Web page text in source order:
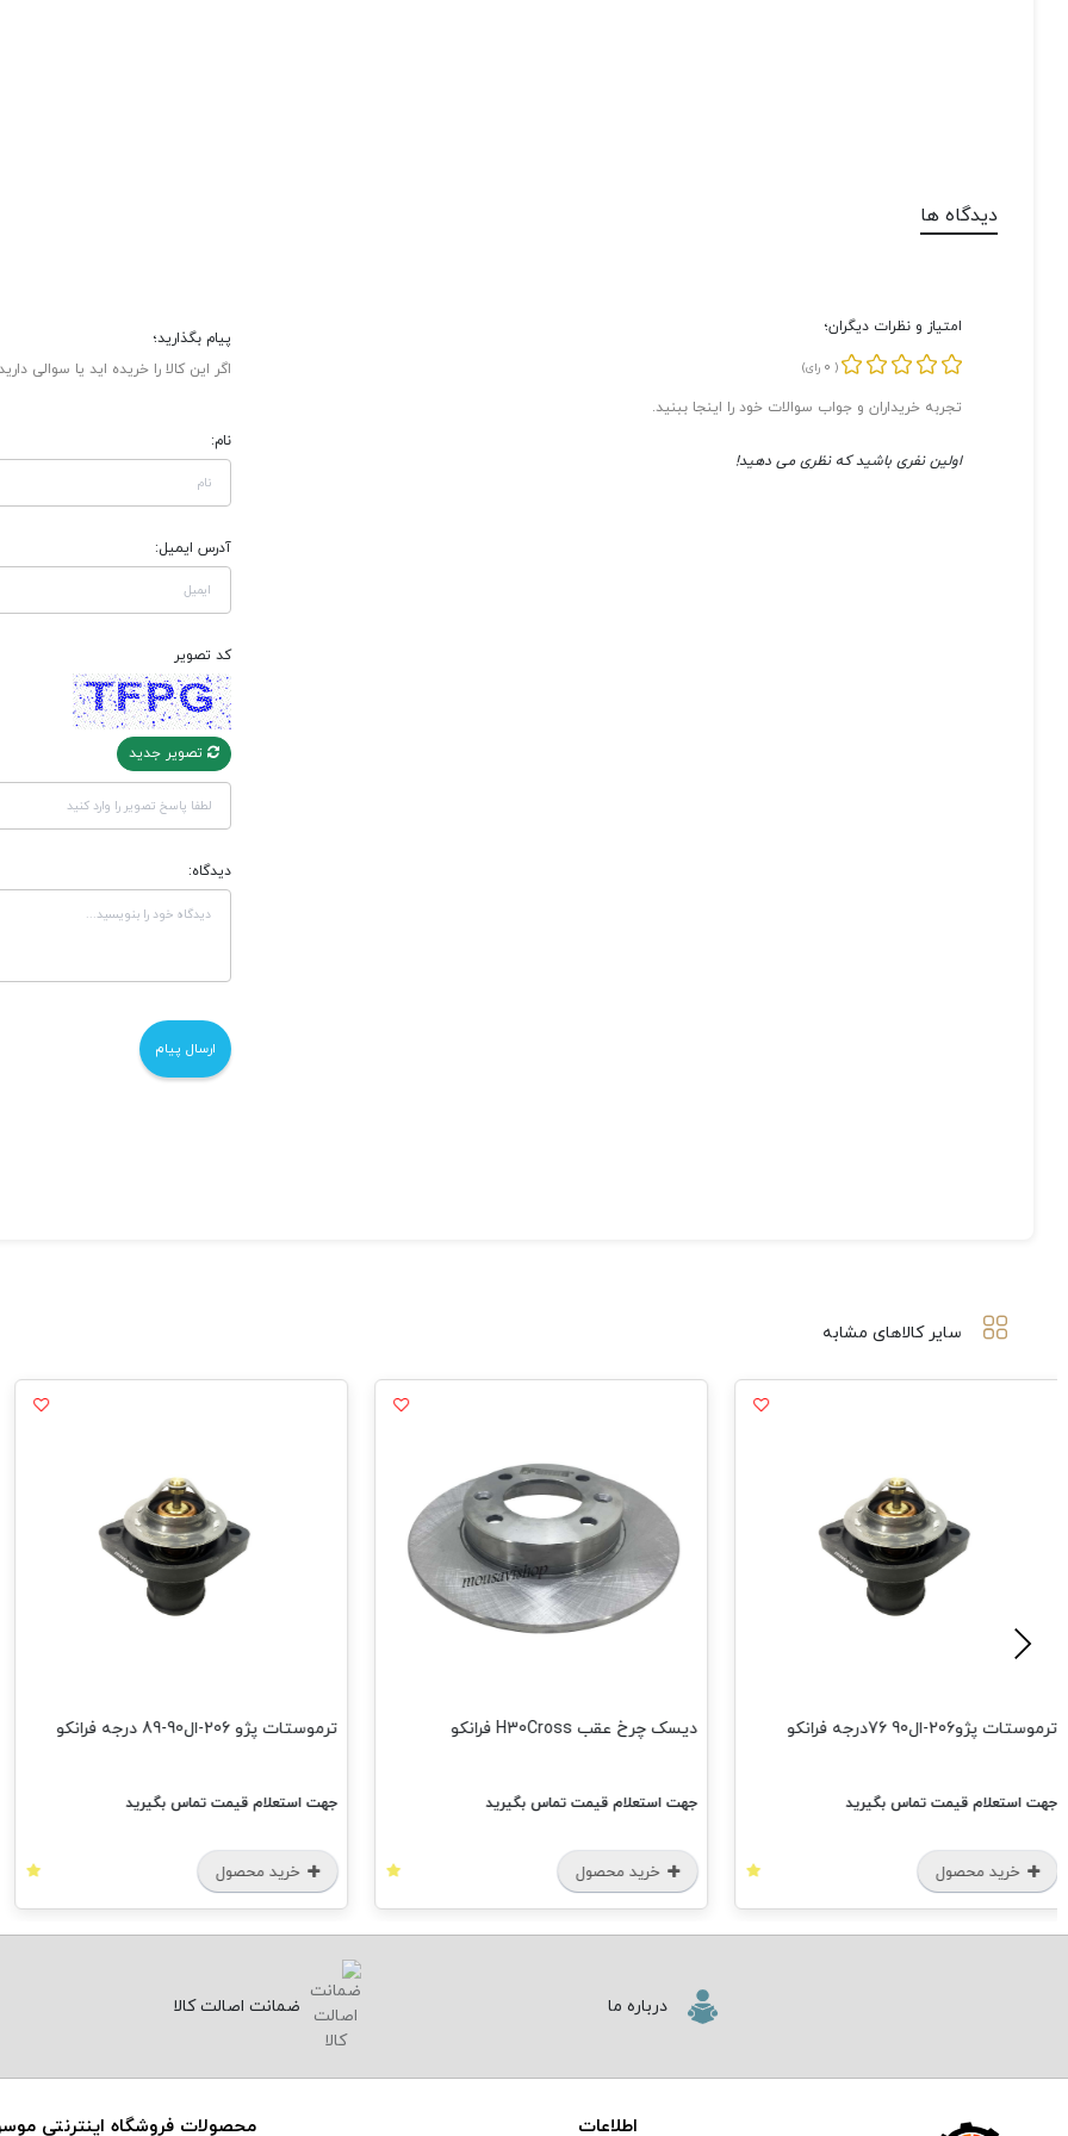
دیدگاه ها
امتیاز و نظرات دیگران؛
(
0 رای)
تجربه خریداران و جواب سوالات خود را اینجا ببنید.
اولین نفری باشید که نظری می دهید!
پیام بگذارید؛
اگر این کالا را خریده اید یا سوالی
نام:
آدرس ایمیل:
کد تصویر
تصویر جدید
دیدگاه:
سایر کالاهای مشابه
فرانکو
قیمت تماس بگیرید
دیسک چرخ عقب H30Cross فرانکو
جهت استعلام قیمت تماس بگیرید
خرید محصول
ترموستات پژو 206-ال90-89 درجه فرانکو
جهت استعلام قیمت تماس بگیرید
خرید محصول
چدنی اگزوز پژو
درباره ما ضمانت اصالت کالا
اطلاعات محصولات فروشگاه اینترنتی